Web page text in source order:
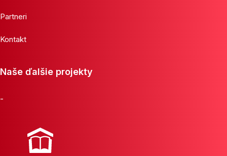
Partneri
Kontakt
Naše ďalšie projekty
-